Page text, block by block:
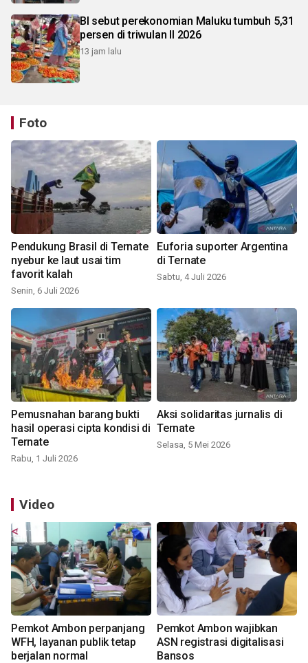
BI sebut perekonomian Maluku tumbuh 5,31
persen di triwulan II 2026
13 jam lalu
Foto
Pendukung Brasil di Ternate
nyebur ke laut usai tim
favorit kalah
Senin, 6 Juli 2026
Euforia suporter Argentina
di Ternate
Sabtu, 4 Juli 2026
Pemusnahan barang bukti
hasil operasi cipta kondisi di
Ternate
Rabu, 1 Juli 2026
Aksi solidaritas jurnalis di
Ternate
Selasa, 5 Mei 2026
Video
Pemkot Ambon perpanjang
WFH, layanan publik tetap
berjalan normal
Pemkot Ambon wajibkan
ASN registrasi digitalisasi
Bansos